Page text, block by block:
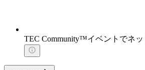
TEC Community™イベントでネ